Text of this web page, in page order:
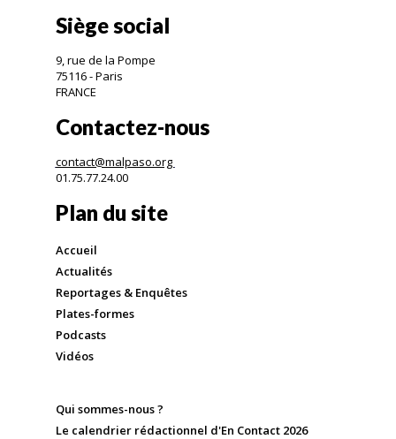
Siège social
9, rue de la Pompe
75116 - Paris
FRANCE
Contactez-nous
contact@malpaso.org
01.75.77.24.00
Plan du site
Accueil
Actualités
Reportages & Enquêtes
Plates-formes
Podcasts
Vidéos
Qui sommes-nous ?
Le calendrier rédactionnel d'En Contact 2026